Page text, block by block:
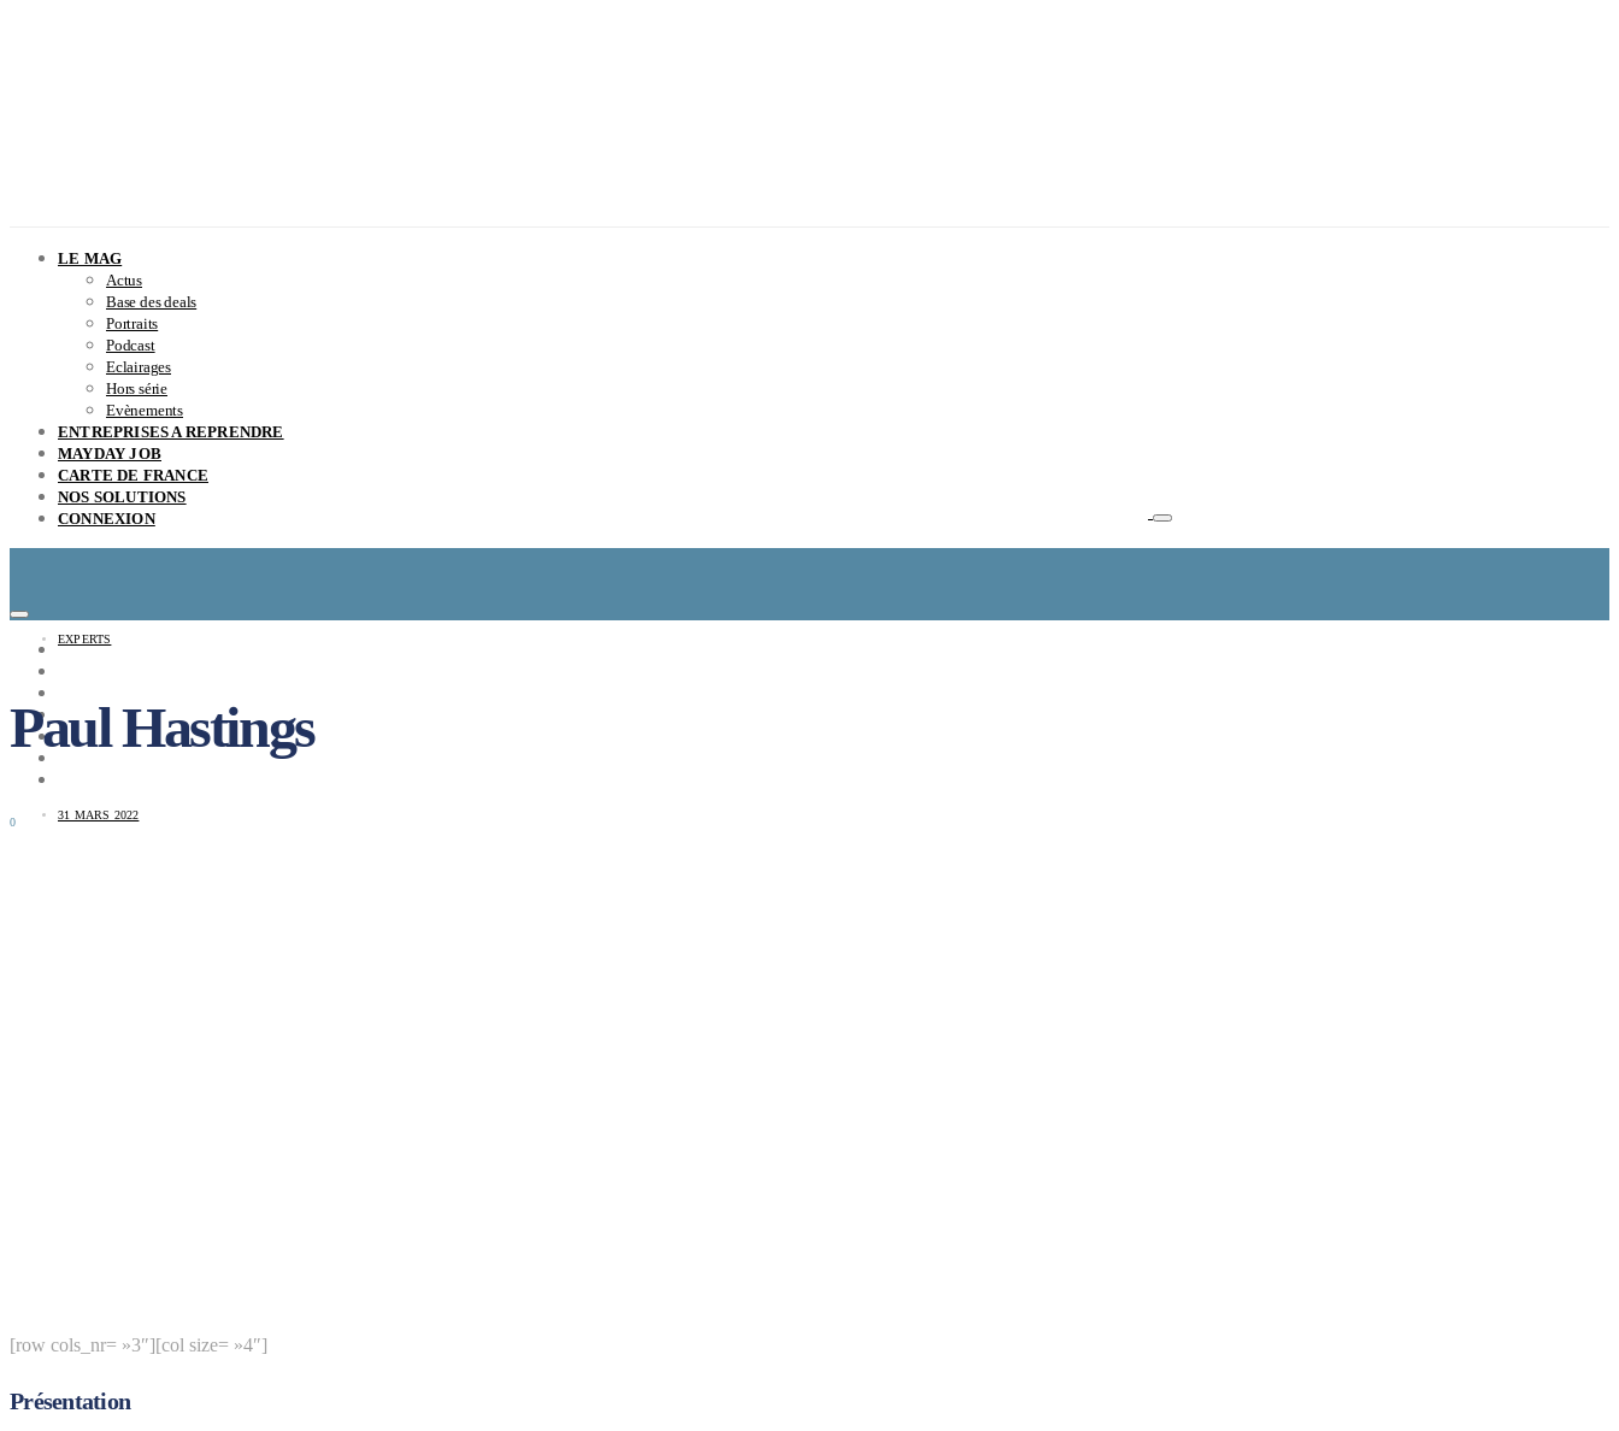
LE MAG
Actus
Base des deals
Portraits
Podcast
Eclairages
Hors série
Evènements
ENTREPRISES A REPRENDRE
MAYDAY JOB
CARTE DE FRANCE
NOS SOLUTIONS
CONNEXION
CONCEPT
MAYDAY JOB
CARTE DE FRANCE
0
EXPERTS
Paul Hastings
31 MARS 2022
[row cols_nr= »3″][col size= »4″]
Présentation